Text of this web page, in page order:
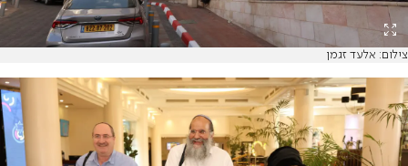
צילום: אלעד זגמן